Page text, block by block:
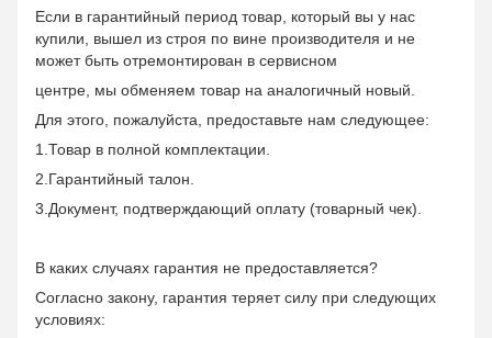
Если в гарантийный период товар, который вы у нас
купили, вышел из строя по вине производителя и не
может быть отремонтирован в сервисном
центре, мы обменяем товар на аналогичный новый.
Для этого, пожалуйста, предоставьте нам следующее:
1.Товар в полной комплектации.
2.Гарантийный талон.
3.Документ, подтверждающий оплату (товарный чек).
В каких случаях гарантия не предоставляется?
Согласно закону, гарантия теряет силу при следующих
условиях: